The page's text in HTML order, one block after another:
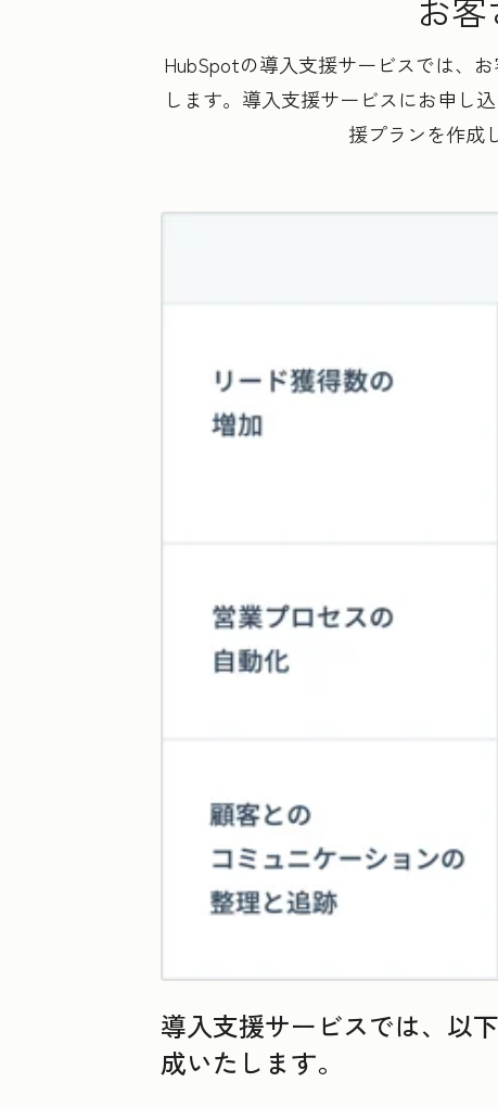
HubSpotの導入支援サービスでは、
します。導入支援サービスにお申し
援プランを作成
導入支援サービスでは、以
成いたします。